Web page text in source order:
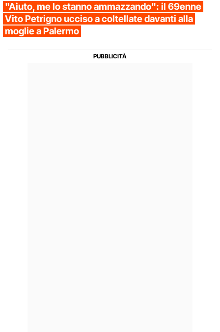
"Aiuto, me lo stanno ammazzando": il 69enne
Vito Petrigno ucciso a coltellate davanti alla
moglie a Palermo